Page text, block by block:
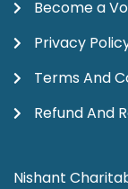
Become a
Privacy
Terms And
Refund And
Nishant